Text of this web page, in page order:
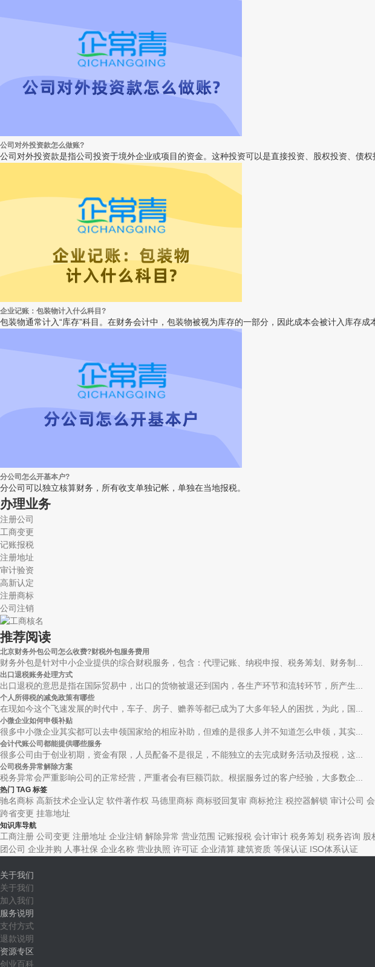
公司对外投资款怎么做账?
公司对外投资款是指公司投资于境外企业或项目的资金。这种投资可以是直接投资、股权投资、债
企业记账：包装物计入什么科目?
包装物通常计入“库存”科目。在财务会计中，包装物被视为库存的一部分，因此成本会被计入库存
分公司怎么开基本户?
分公司可以独立核算财务，所有收支单独记帐，单独在当地报税。
办理业务
注册公司
工商变更
记账报税
注册地址
审计验资
高新认定
注册商标
公司注销
推荐阅读
北京财务外包公司怎么收费?财税外包服务费用
财务外包是针对中小企业提供的综合财税服务，包含：代理记账、纳税申报、税务筹划、财务制...
出口退税账务处理方式
出口退税的意思是指在国际贸易中，出口的货物被退还到国内，各生产环节和流转环节，所产生...
个人所得税的减免政策有哪些
在现如今这个飞速发展的时代中，车子、房子、赡养等都已成为了大多年轻人的困扰，为此，国...
小微企业如何申领补贴
很多中小微企业其实都可以去申领国家给的相应补助，但难的是很多人并不知道怎么申领，其实...
会计代账公司都能提供哪些服务
很多公司由于创业初期，资金有限，人员配备不是很足，不能独立的去完成财务活动及报税，这...
公司税务异常解除方案
税务异常会严重影响公司的正常经营，严重者会有巨额罚款。根据服务过的客户经验，大多数企...
热门 TAG 标签
驰名商标 高新技术企业认定 软件著作权 马德里商标 商标驳回复审 商标抢注 税控器解锁 审计公司
跨省变更 挂靠地址
知识库导航
工商注册 公司变更 注册地址 企业注销 解除异常 营业范围 记账报税 会计审计 税务筹划 税务咨询 股
团公司 企业并购 人事社保 企业名称 营业执照 许可证 企业清算 建筑资质 等保认证 ISO体系认证
关于我们
关于我们
加入我们
服务说明
支付方式
退款说明
资源专区
创业百科